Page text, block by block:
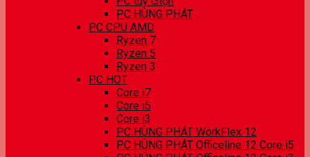
PC HÙNG PHÁT
PC CPU AMD
Ryzen 7
Ryzen 5
Ryzen 3
PC HOT
Core i7
Core i5
Core i3
PC HÙNG PHÁT WorkFlex 12
PC HÙNG PHÁT Officeline 12 Core i5